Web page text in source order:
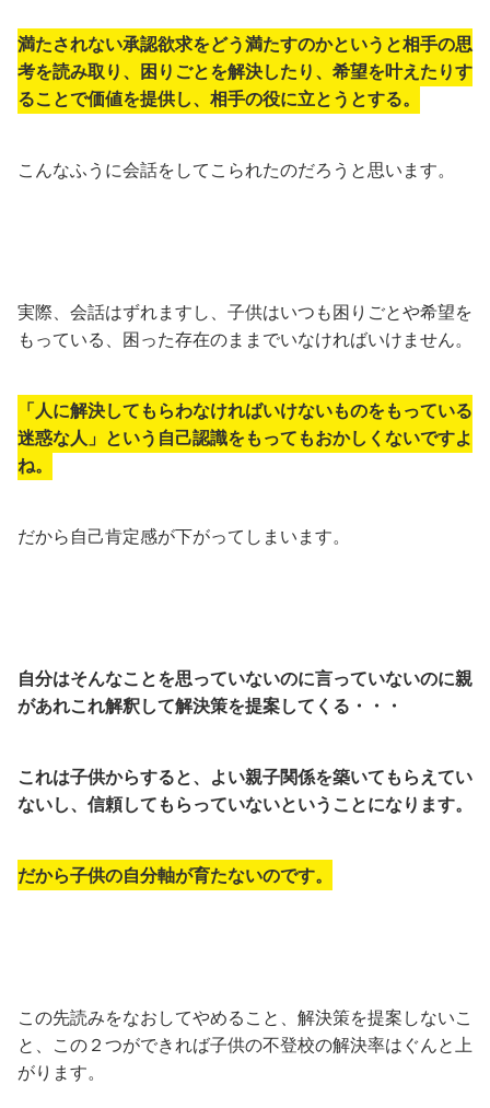
満たされない承認欲求をどう満たすのかというと相手の思
考を読み取り、困りごとを解決したり、希望を叶えたりす
ることで価値を提供し、相手の役に立とうとする。
こんなふうに会話をしてこられたのだろうと思います。
実際、会話はずれますし、子供はいつも困りごとや希望を
もっている、困った存在のままでいなければいけません。
「人に解決してもらわなければいけないものをもっている
迷惑な人」という自己認識をもってもおかしくないですよ
ね。
だから自己肯定感が下がってしまいます。
自分はそんなことを思っていないのに言っていないのに親
があれこれ解釈して解決策を提案してくる・・・
これは子供からすると、よい親子関係を築いてもらえてい
ないし、信頼してもらっていないということになります。
だから子供の自分軸が育たないのです。
この先読みをなおしてやめること、解決策を提案しないこ
と、この２つができれば子供の不登校の解決率はぐんと上
がります。